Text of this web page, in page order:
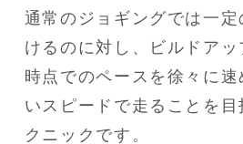
通常のジョギングでは一
けるのに対し、ビルドアッ
時点でのペースを徐々に
いスピードで走ることを
クニックです。